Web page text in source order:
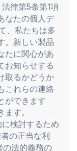
律第5条第1項
なたの個人デ
、私たちは多
。新しい製品
たに関心があ
お知らせする
取るかどうか
これらの連絡
ができます
す。
検討するため
の正当な利
法的義務の